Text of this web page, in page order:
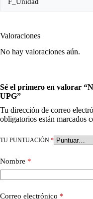
Valoraciones
No hay valoraciones aún.
Sé el primero en valorar
UPG”
Tu dirección de correo
obligatorios están marcados
TU PUNTUACIÓN *
Nombre *
Correo electrónico *